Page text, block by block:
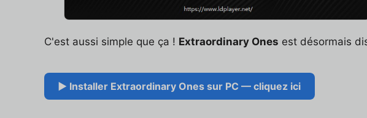
C'est aussi simple que ça ! Extraordinary Ones est désormais
▶ Installer Extraordinary Ones sur PC — cliquez ici